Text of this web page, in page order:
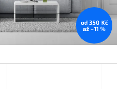
od 350 Kč
až –11 %